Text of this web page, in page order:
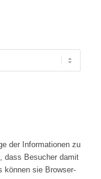
der Informationen zu
dass Besucher damit
können sie Browser-